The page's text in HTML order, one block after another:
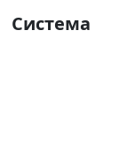
Система